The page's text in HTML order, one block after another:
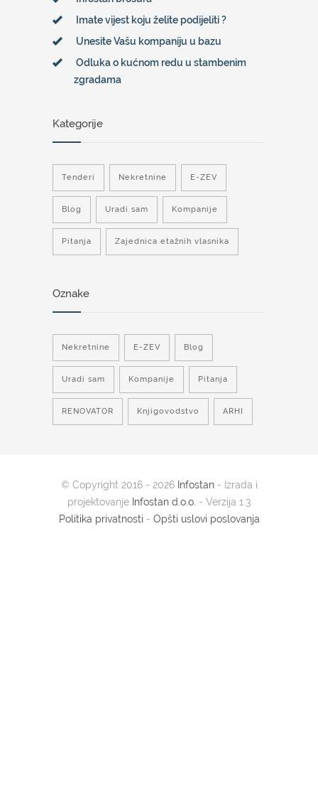
Imate vijest koju želite podijeliti ?
Unesite Vašu kompaniju u bazu
Odluka o kućnom redu u stambenim
zgradama
Kategorije
Tenderi Nekretnine E-ZEV
Blog Uradi sam Kompanije
Pitanja Zajednica etažnih vlasnika
Oznake
Nekretnine E-ZEV Blog
Uradi sam Kompanije Pitanja
RENOVATOR Knjigovodstvo ARHI
© Copyright 2016 - 2026 Infostan- Izrada i
projektovanje Infostan d.o.o. - Verzija 1.3
Politika privatnosti - Opšti uslovi poslovanja